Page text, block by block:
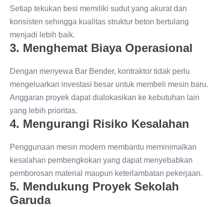
Setiap tekukan besi memiliki sudut yang akurat dan
konsisten sehingga kualitas struktur beton bertulang
menjadi lebih baik.
3. Menghemat Biaya Operasional
Dengan menyewa Bar Bender, kontraktor tidak perlu
mengeluarkan investasi besar untuk membeli mesin baru.
Anggaran proyek dapat dialokasikan ke kebutuhan lain
yang lebih prioritas.
4. Mengurangi Risiko Kesalahan
Penggunaan mesin modern membantu meminimalkan
kesalahan pembengkokan yang dapat menyebabkan
pemborosan material maupun keterlambatan pekerjaan.
5. Mendukung Proyek Sekolah
Garuda